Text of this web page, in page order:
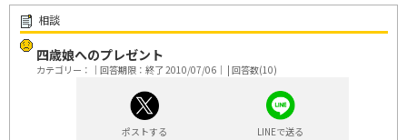
相談
四歳娘へのプレゼント
カテゴリー：｜回答期限：終了 2010/07/06｜ | 回答数(10)
ポストする LINEで送る